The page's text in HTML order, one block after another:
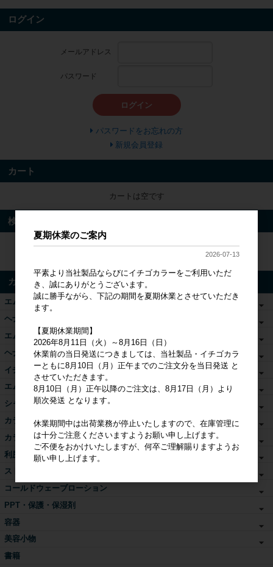
ログイン
メールアドレス
パスワード
ログイン
パスワードをお忘れの方
新規会員登録
カート
カートは空です
検索
検索
カテゴリ
エムズヘナ&ハーブ
ヘナ関連商品
エムズカラー
ヘナ書籍・DVD
イチゴカラー単品
エムズアロマカラー
シャンプー・トリートメント
カラーシャンプー
カラートリートメント
利尻カラーケアシリーズ
ストレート剤リバース
コールドウェーブローション
PPT・保護・保湿剤
容器
美容小物
書籍
夏期休業のご案内
2026-07-13
平素より当社製品ならびにイチゴカラーをご利用いただ
き、誠にありがとうございます。
誠に勝手ながら、下記の期間を夏期休業とさせていただき
ます。
【夏期休業期間】
2026年8月11日（火）～8月16日（日）
休業前の当日発送につきましては、当社製品・イチゴカラ
ーともに8月10日（月）正午までのご注文分を当日発送 と
させていただきます。
8月10日（月）正午以降のご注文は、8月17日（月）より
順次発送 となります。
休業期間中は出荷業務が停止いたしますので、在庫管理に
は十分ご注意くださいますようお願い申し上げます。
ご不便をおかけいたしますが、何卒ご理解賜りますようお
願い申し上げます。